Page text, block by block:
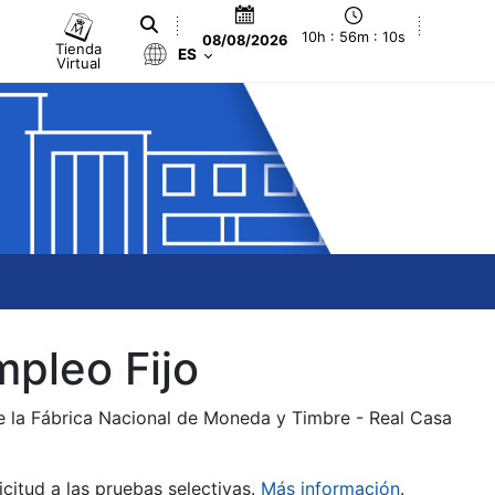
Tienda
Virtual
08/08/2026 10h : 56m : 10s
ES
Fijo
Fábrica Nacional de Moneda y Timbre - Real Casa
a las pruebas selectivas. Más información.